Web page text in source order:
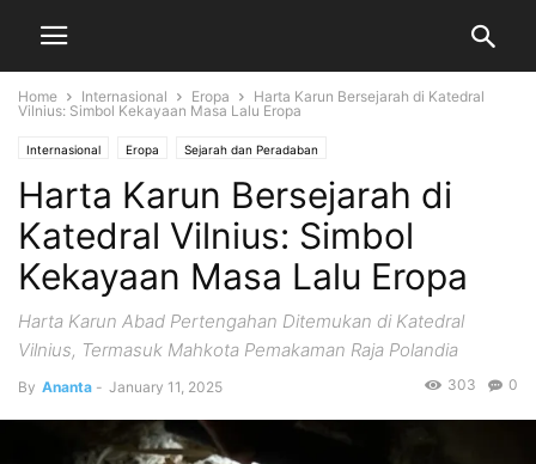
Home Internasional Eropa
Harta Karun Bersejarah di Katedral
Vilnius: Simbol Kekayaan Masa Lalu Eropa
Internasional Eropa Sejarah dan Peradaban
Harta Karun Bersejarah di
Katedral Vilnius: Simbol
Kekayaan Masa Lalu Eropa
Harta Karun Abad Pertengahan Ditemukan di Katedral
Vilnius, Termasuk Mahkota Pemakaman Raja Polandia
By Ananta - January 11, 2025 0
303